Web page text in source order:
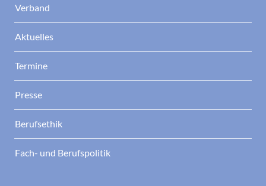
Verband
Aktuelles
Termine
Presse
Berufsethik
Fach- und Berufspolitik